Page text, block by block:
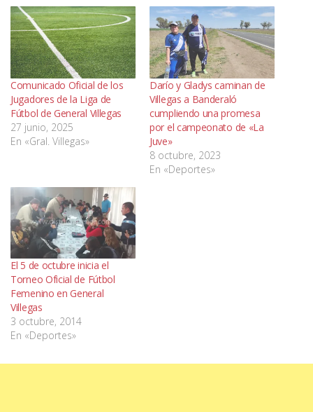
Comunicado Oficial de los
Jugadores de la Liga de
Fútbol de General Villegas
27 junio, 2025
En «Gral. Villegas»
Darío y Gladys caminan de
Villegas a Banderaló
cumpliendo una promesa
por el campeonato de «La
Juve»
8 octubre, 2023
En «Deportes»
El 5 de octubre inicia el
Torneo Oficial de Fútbol
Femenino en General
Villegas
3 octubre, 2014
En «Deportes»